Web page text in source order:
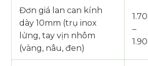
Đơn giá lan can kính
dày 10mm (trụ inox
lửng, tay vịn nhôm
(vàng, nâu, đen)
–